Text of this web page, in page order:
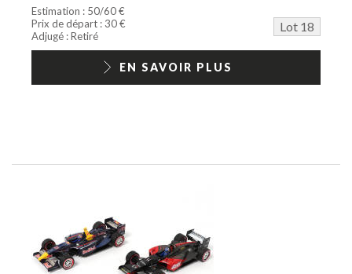
Estimation : 50/60 €
Prix de départ : 30 €
Lot 18
Adjugé : Retiré
EN SAVOIR PLUS